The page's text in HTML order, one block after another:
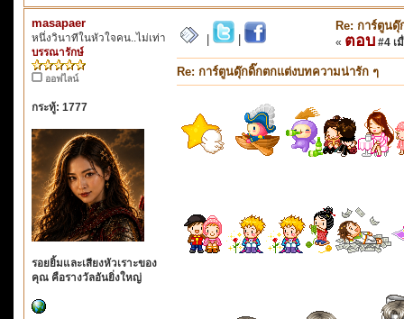
masapaer
หนึ่งวินาทีในหัวใจคน..ไม่เท่า
บรรณารักษ์
ออฟไลน์
กระทู้: 1777
รอยยิ้มและเสียงหัวเราะของ
คุณ คือรางวัลอันยิ่งใหญ่
Re: การ์ตูน
« ตอบ #4 เ
Re: การ์ตูนดุ๊กดิ๊กตกแต่งบทความน่ารัก ๆ